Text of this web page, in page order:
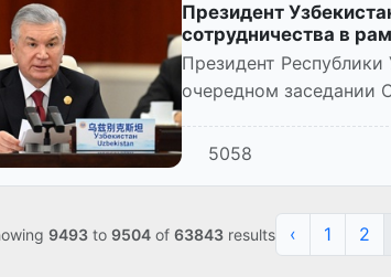
Президент
сотрудничества в
Президент
очередном заседании
5058
9493 to 9504 of 63843 results ‹ 1 2